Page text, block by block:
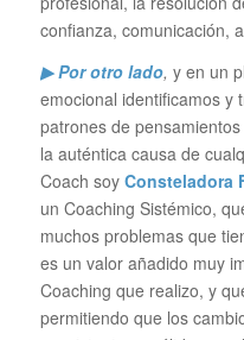
confianza, comunicación,
▶ Por otro lado, y en un
emocional identificamos y
patrones de
la auténtica causa de
Coach soy Consteladora
un Coaching Sistémico,
muchos problemas que
es un valor añadido muy
Coaching que realizo, y
permitiendo que los